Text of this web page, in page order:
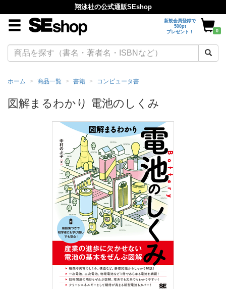
翔泳社の公式通販SEshop
新規会員登録で
500pt
プレゼント！
0
ホーム 商品一覧 書籍 コンピュータ書
図解まるわかり 電池のしくみ